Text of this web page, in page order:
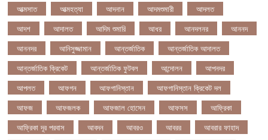
আত্মসাত
আত্মহত্যা আদনান আদমশুমারী
আদলত
আদশ
আদালত আদিম শুমারি আধর আনদলনর
আননদ
আননদর
আনিসুজ্জামান আন্তর্জাতিক
আন্তর্জাতিক আদালত
আন্তর্জাতিক ক্রিকেট
আন্তর্জাতিক ফুটবল আন্দোলন
আপনদর
আপলত
আফগন আফগানিস্তান
আফগানিস্তান ক্রিকেট দল
আফজ
আফজলক আফজাল হোসেন আফসস
আফ্রিকা
আফ্রিকা দূর পরবাস
আবদন আবরও আবরর
আবরার ফাহাদ